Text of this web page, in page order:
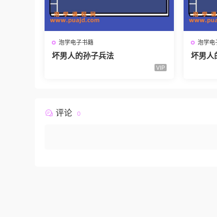
泡学电子书籍
坏男人的孙子兵法
VIP
泡学电
坏男人
评论 0